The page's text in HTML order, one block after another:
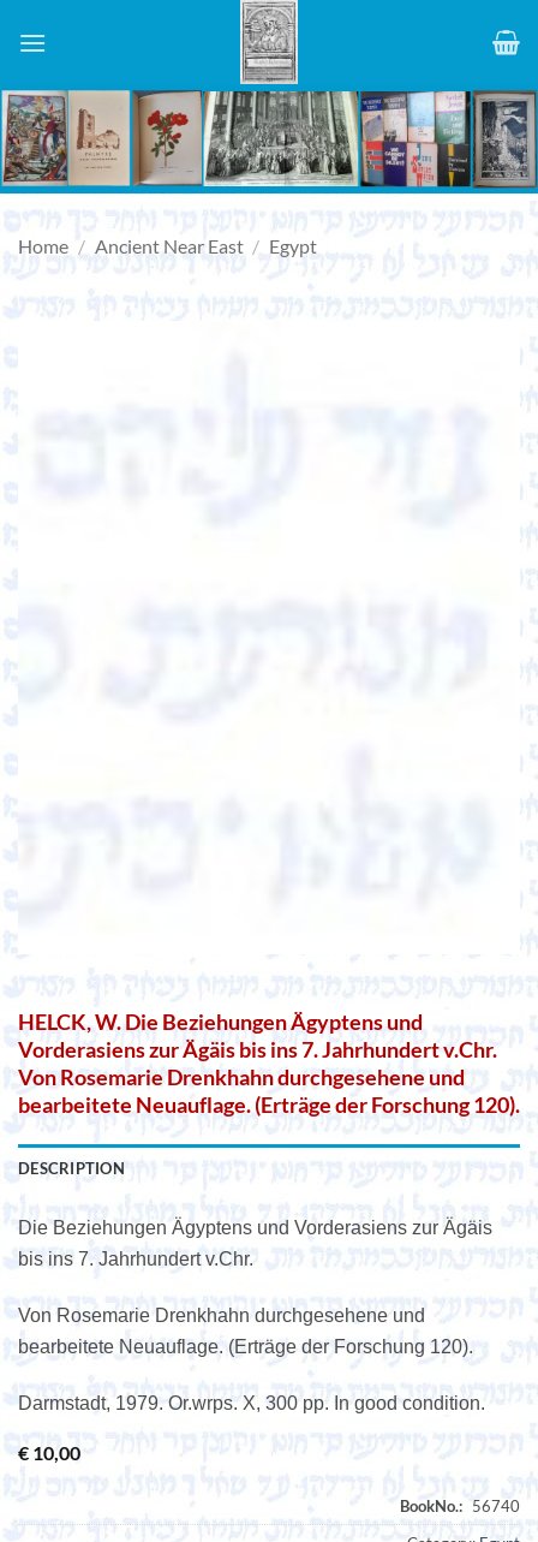
Home / Ancient Near East / Egypt
HELCK, W. Die Beziehungen Ägyptens und
Vorderasiens zur Ägäis bis ins 7. Jahrhundert v.Chr.
Von Rosemarie Drenkhahn durchgesehene und
bearbeitete Neuauflage. (Erträge der Forschung 120).
DESCRIPTION
Die Beziehungen Ägyptens und Vorderasiens zur Ägäis
bis ins 7. Jahrhundert v.Chr.
Von Rosemarie Drenkhahn durchgesehene und
bearbeitete Neuauflage. (Erträge der Forschung 120).
Darmstadt, 1979. Or.wrps. X, 300 pp. In good condition.
€ 10,00